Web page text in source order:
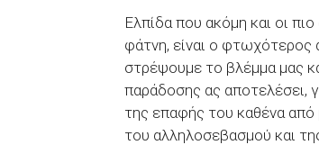
Ελπίδα που ακόμη και οι
φάτνη, είναι ο
στρέψουμε το βλέμμα μας
παράδοσης ας αποτελέσει,
της επαφής του καθένα από
του αλληλοσεβασμού και